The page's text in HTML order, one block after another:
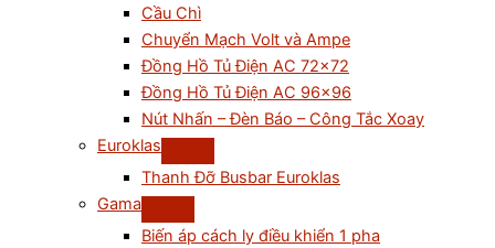
Cầu Chì
Chuyển Mạch Volt và Ampe
Đồng Hồ Tủ Điện AC 72×72
Đồng Hồ Tủ Điện AC 96×96
Nút Nhấn – Đèn Báo – Công Tắc Xoay
Euroklas
Thanh Đỡ Busbar Euroklas
Gama
Biến áp cách ly điều khiển 1 pha